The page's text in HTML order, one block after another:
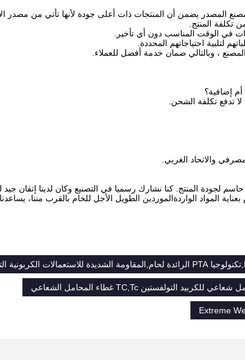
المصدر يضمن أن المنتجات ذات أعلى جودة لأنها تأتي من مصدر
تكلفة المنتج.
في الوقت المناسب دون أي تأخير.
لتلبية احتياجاتهم المحددة.
، وبالتالي ضمان خدمة أفضل للعملاء.
لا تدفع تكلفة الشحن.
والاتحاد الغربي.
لجودة المنتج. كنا نشارك رسميا في التصنيع وكان لدينا إتقان جيد
بعناية المواد الواردةالموردين الطويل الأجل للخام بالقرب مننا،
Extreme